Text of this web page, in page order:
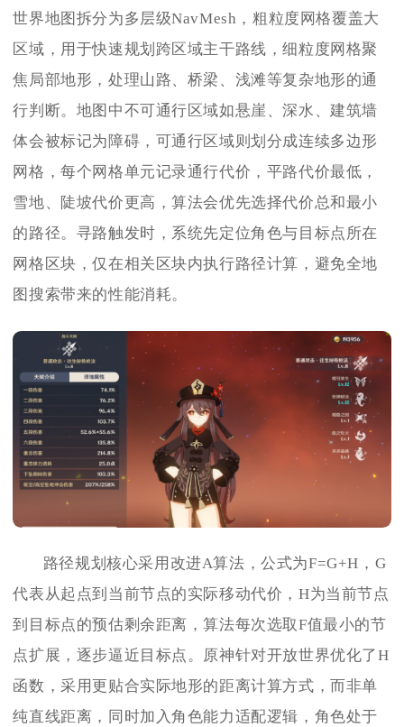
世界地图拆分为多层级NavMesh，粗粒度网格覆盖大
区域，用于快速规划跨区域主干路线，细粒度网格聚
焦局部地形，处理山路、桥梁、浅滩等复杂地形的通
行判断。地图中不可通行区域如悬崖、深水、建筑墙
体会被标记为障碍，可通行区域则划分成连续多边形
网格，每个网格单元记录通行代价，平路代价最低，
雪地、陡坡代价更高，算法会优先选择代价总和最小
的路径。寻路触发时，系统先定位角色与目标点所在
网格区块，仅在相关区块内执行路径计算，避免全地
图搜索带来的性能消耗。
路径规划核心采用改进A算法，公式为F=G+H，G
代表从起点到当前节点的实际移动代价，H为当前节点
到目标点的预估剩余距离，算法每次选取F值最小的节
点扩展，逐步逼近目标点。原神针对开放世界优化了H
函数，采用更贴合实际地形的距离计算方式，而非单
纯直线距离，同时加入角色能力适配逻辑，角色处于